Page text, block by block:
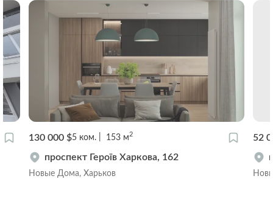
130 000 $5 ком. 153 м2
проспект Героїв Харкова, 162
Новые Дома, Харьков
52